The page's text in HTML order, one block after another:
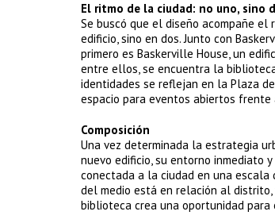
El ritmo de la ciudad: no uno, sino
Se buscó que el diseño acompañe
edificio, sino en dos. Junto con
primero es Baskerville House, un
entre ellos, se encuentra la
identidades se reflejan en la Plaza
espacio para eventos abiertos frente
Composición
Una vez determinada la estrategia
nuevo edificio, su entorno inmediato
conectada a la ciudad en una
del medio está en relación al
biblioteca crea una oportunidad